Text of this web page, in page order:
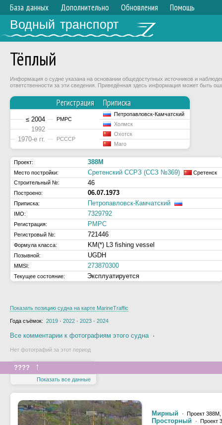
База данных Дополнительно Обновления Помощь
Водный транспорт
Тёплый
Информация о судне указана на основании общедоступных источников и
ответственности за эти сведения. Приведённая здесь информация может быть
Регистрация Приписка
≤ 2004 РМРС
Петропавловск-Камчатский
1992
Холмск
1970-е гг. РСССР
Охотск
Маго
Проект: 388М
Место постройки: Сретенский ССРЗ (ССЗ №369)
Сретенск
Строительный №:
46
Построено: 06.07.1973
Приписка: Петропавловск-Камчатский
IMO: 7329792
Регистрация: РМРС
Регистровый №: 721446
Формула класса: KM(*) L3 fishing vessel
Позывной: UGDH
MMSI: 273870300
Текущее состояние: Эксплуатируется
Показать позицию судна на карте MarineTraffic
Года съёмок: 2019 · 2022 · 2023 · 2024
Все комментарии к фотографиям этого судна·
Нет фотографий за этот период
???? ↑
Показать все данные
Мирный · Проект 388М,
Просторный · Проект